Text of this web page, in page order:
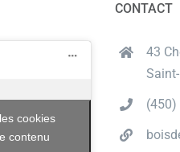
cookies
contenu
CONTACT
43
(450)